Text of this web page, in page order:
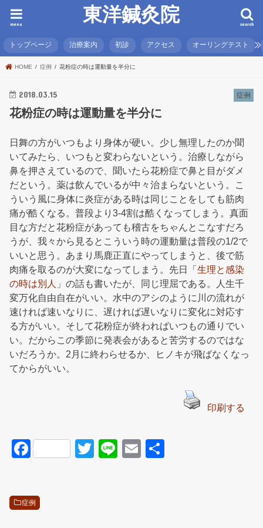
東洋鍼灸院 search
menu
トップページ 治療案内 初診 アクセス オーリングテスト
HOME 症例 花粉症の時は運動量を半分に
症例
2018.03.15
花粉症の時は運動量を半分に
日舞の方がいつもより身体が硬い。少し無理したのか聞
いてみたら、いつもと変わらないという。治療しながら
鼻を押さえているので、聞いたら花粉症で鼻と目がダメ
だという。薬は飲んでいるが中々治まらないという。こ
ういう風に身体に炎症がある時は同じことをしても筋肉
痛が酷くなる。普段より3-4割は酷くなってしまう。真面
目な方だと花粉症があっても稽古をちゃんとこなすだろ
うが、我々から見るとこういう時の運動量は普段の1/2で
いいと思う。あまり馬鹿正直にやってしまうと、後で筋
肉痛を取るのが大変になってしまう。先日「生理と感染
の時は別人 」の話も書いたが、同じ理屈である。人生千
変万化自由自在がいい。水中のアシのように川の流れが
速ければ速いなりに、遅ければ遅いなりに変化に対応す
る方がいい。そして花粉症が終わればいつもの通りでい
い。だからこの季節に発表会があると苦労するのではな
いだろうか。2月に終わらせるか、ヒノキが飛ばなくなっ
てからがいい。
印刷する
F
e
T
Li
E
症例